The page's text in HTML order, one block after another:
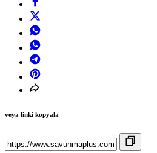
veya linki kopyala